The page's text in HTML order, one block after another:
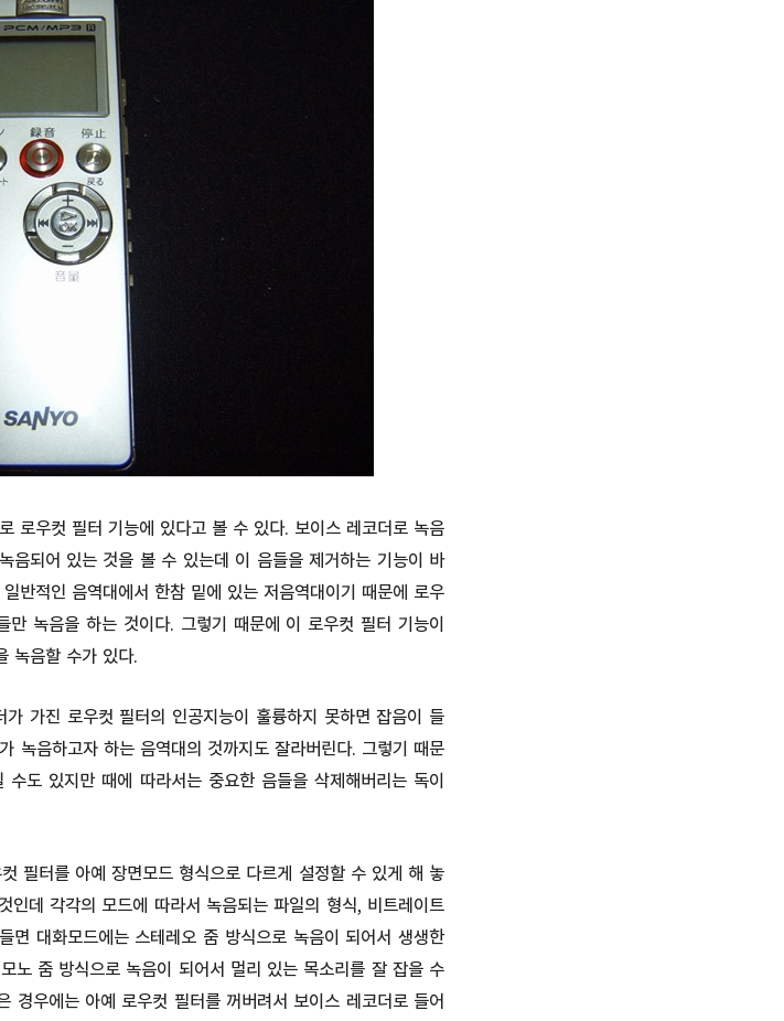
로우컷 필터 기능에 있다고 볼 수 있다. 보이스 레코더로 녹음
음되어 있는 것을 볼 수 있는데 이 음들을 제거하는 기능이 바
반적인 음역대에서 한참 밑에 있는 저음역대이기 때문에 로우
녹음을 하는 것이다. 그렇기 때문에 이 로우컷 필터 기능이
녹음할 수가 있다.
가진 로우컷 필터의 인공지능이 훌륭하지 못하면 잡음이 들
녹음하고자 하는 음역대의 것까지도 잘라버린다. 그렇기 때문
도 있지만 때에 따라서는 중요한 음들을 삭제해버리는 독이
필터를 아예 장면모드 형식으로 다르게 설정할 수 있게 해 놓
인데 각각의 모드에 따라서 녹음되는 파일의 형식, 비트레이트
면 대화모드에는 스테레오 줌 방식으로 녹음이 되어서 생생한
노 줌 방식으로 녹음이 되어서 멀리 있는 목소리를 잘 잡을 수
경우에는 아예 로우컷 필터를 꺼버려서 보이스 레코더로 들어